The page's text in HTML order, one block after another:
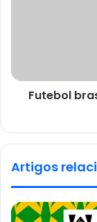
Futebol
Artigos